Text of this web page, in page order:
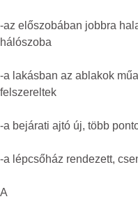
-az előszobában jobbra
hálószoba
-a lakásban az ablakok
felszereltek
-a bejárati ajtó új, több
-a lépcsőház rendezett,
A